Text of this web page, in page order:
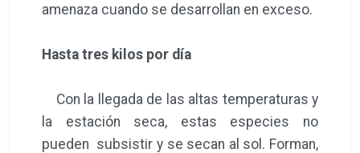
amenaza cuando se desarrollan en exceso.
Hasta tres kilos por día
Con la llegada de las altas temperaturas y
la estación seca, estas especies no
pueden subsistir y se secan al sol. Forman,